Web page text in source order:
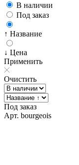
В наличии
Под заказ
↑ Название
↓ Цена
Применить
Очистить
Под заказ
Арт. bourgeois